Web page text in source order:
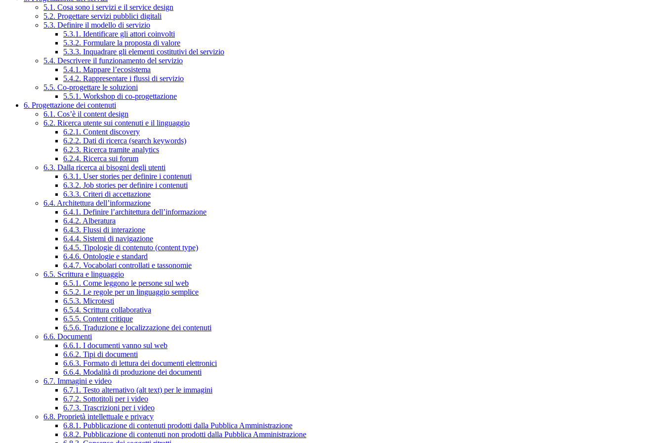
5.1. Cosa sono i servizi e il service design
5.2. Progettare servizi pubblici digitali
5.3. Definire il modello di servizio
5.3.1. Identificare gli attori coinvolti
5.3.2. Formulare la proposta di valore
5.3.3. Inquadrare gli elementi costitutivi del servizio
5.4. Descrivere il funzionamento del servizio
5.4.1. Mappare l’ecosistema
5.4.2. Rappresentare i flussi di servizio
5.5. Co-progettare le soluzioni
5.5.1. Workshop di co-progettazione
6. Progettazione dei contenuti
6.1. Cos’è il content design
6.2. Ricerca utente sui contenuti e il linguaggio
6.2.1. Content discovery
6.2.2. Dati di ricerca (search keywords)
6.2.3. Ricerca tramite analytics
6.2.4. Ricerca sui forum
6.3. Dalla ricerca ai bisogni degli utenti
6.3.1. User stories per definire i contenuti
6.3.2. Job stories per definire i contenuti
6.3.3. Criteri di accettazione
6.4. Architettura dell’informazione
6.4.1. Definire l’architettura dell’informazione
6.4.2. Alberatura
6.4.3. Flussi di interazione
6.4.4. Sistemi di navigazione
6.4.5. Tipologie di contenuto (content type)
6.4.6. Ontologie e standard
6.4.7. Vocabolari controllati e tassonomie
6.5. Scrittura e linguaggio
6.5.1. Come leggono le persone sul web
6.5.2. Le regole per un linguaggio semplice
6.5.3. Microtesti
6.5.4. Scrittura collaborativa
6.5.5. Content critique
6.5.6. Traduzione e localizzazione dei contenuti
6.6. Documenti
6.6.1. I documenti vanno sul web
6.6.2. Tipi di documenti
6.6.3. Formato di lettura dei documenti elettronici
6.6.4. Modalità di produzione dei documenti
6.7. Immagini e video
6.7.1. Testo alternativo (alt text) per le immagini
6.7.2. Sottotitoli per i video
6.7.3. Trascrizioni per i video
6.8. Proprietà intellettuale e privacy
6.8.1. Pubblicazione di contenuti prodotti dalla Pubblica Amministrazione
6.8.2. Pubblicazione di contenuti non prodotti dalla Pubblica Amministrazione